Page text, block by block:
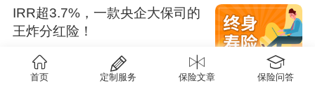
IRR超3.7%，一款央企大保司的
王炸分红险！
836次
2024-09-12
首页 定制服务 保险文章 保险问答